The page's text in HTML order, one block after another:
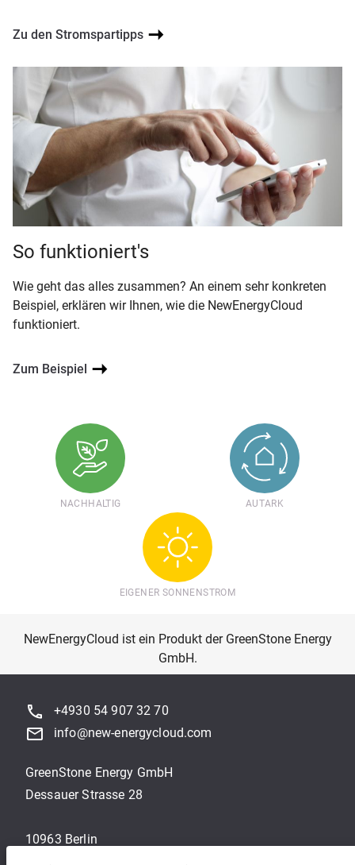
Zu den Stromspartipps
So funktioniert's
Wie geht das alles zusammen? An einem sehr konkreten
Beispiel, erklären wir Ihnen, wie die NewEnergyCloud
funktioniert.
Zum Beispiel
NACHHALTIG AUTARK
EIGENER SONNENSTROM
NewEnergyCloud ist ein Produkt der GreenStone Energy
GmbH.
+4930 54 907 32 70
info@new-energycloud.com
GreenStone Energy GmbH
Dessauer Strasse 28
10963 Berlin